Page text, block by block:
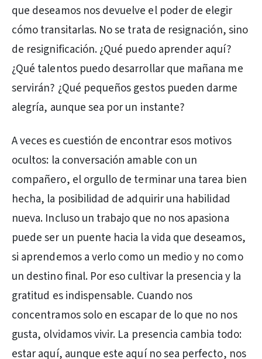
que deseamos nos devuelve el poder de elegir
cómo transitarlas. No se trata de resignación, sino
de resignificación. ¿Qué puedo aprender aquí?
¿Qué talentos puedo desarrollar que mañana me
servirán? ¿Qué pequeños gestos pueden darme
alegría, aunque sea por un instante?
A veces es cuestión de encontrar esos motivos
ocultos: la conversación amable con un
compañero, el orgullo de terminar una tarea bien
hecha, la posibilidad de adquirir una habilidad
nueva. Incluso un trabajo que no nos apasiona
puede ser un puente hacia la vida que deseamos,
si aprendemos a verlo como un medio y no como
un destino final. Por eso cultivar la presencia y la
gratitud es indispensable. Cuando nos
concentramos solo en escapar de lo que no nos
gusta, olvidamos vivir. La presencia cambia todo:
estar aquí, aunque este aquí no sea perfecto, nos